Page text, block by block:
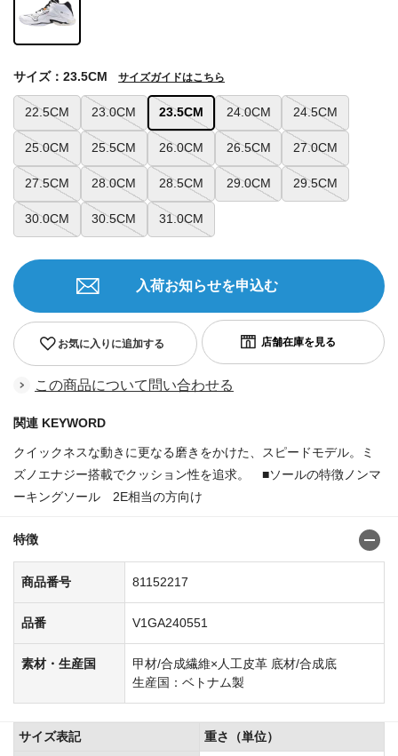
22.5CM 23.0CM 23.5CM 24.0CM 24.5CM
25.0CM 25.5CM 26.0CM 26.5CM 27.0CM
27.5CM 28.0CM 28.5CM 29.0CM 29.5CM
30.0CM 30.5CM 31.0CM
サイズ：23.5CM サイズガイドはこちら
お気に入りに追加する
入荷お知らせを申込む
この商品について問い合わせる
関連 KEYWORD
クイックネスな動きに更なる磨きをかけた、スピードモデル。ミ
ズノエナジー搭載でクッション性を追求。 ■ソールの特徴ノンマ
ーキングソール 2E相当の方向け
特徴
商品番号 81152217
品番 V1GA240551
素材・生産国
甲材/合成繊維×人工皮革 底材/合成底
生産国：ベトナム製
サイズ表記
重さ（単位）